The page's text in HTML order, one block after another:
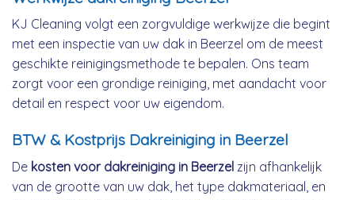
KJ Cleaning volgt een zorgvuldige werkwijze die begint
met een inspectie van uw dak in Beerzel om de meest
geschikte reinigingsmethode te bepalen. Ons team
zorgt voor een grondige reiniging, met aandacht voor
detail en respect voor uw eigendom.
BTW & Kostprijs Dakreiniging in Beerzel
De kosten voor dakreiniging in Beerzel zijn afhankelijk
van de grootte van uw dak, het type dakmateriaal, en